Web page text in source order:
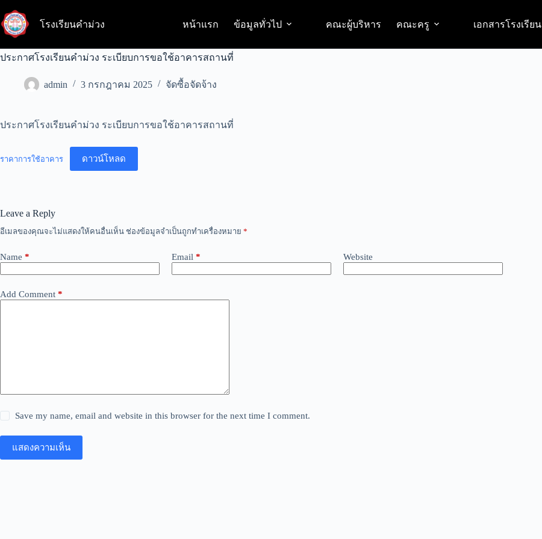
to
content
โรงเรียนคำม่วง หน้าแรก ข้อมูลทั่วไป คณะผู้บริหาร คณะครู เอกสารโรงเรียน
ประกาศโรงเรียนคำม่วง ระเบียบการขอใช้อาคารสถานที่
admin 3 กรกฎาคม 2025 จัดซื้อจัดจ้าง
ประกาศโรงเรียนคำม่วง ระเบียบการขอใช้อาคารสถานที่
ราคาการใช้อาคาร ดาวน์โหลด
Leave a Reply
อีเมลของคุณจะไม่แสดงให้คนอื่นเห็น ช่องข้อมูลจำเป็นถูกทำเครื่องหมาย *
Name * Email * Website
Add Comment *
Save my name, email and website in this browser for the next time I comment.
แสดงความเห็น